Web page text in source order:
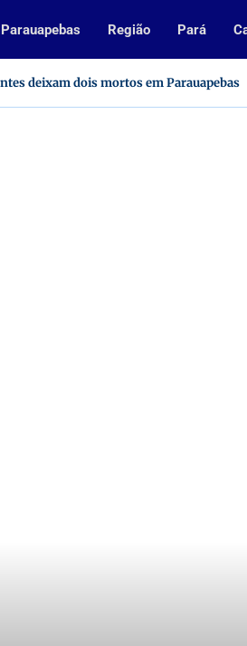
Parauapebas Região Pará
deixam dois mortos em Parauapebas